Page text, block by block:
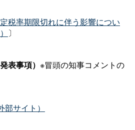
税率期限切れに伴う影響につい
〕
表事項） ※冒頭の知事コメントの
サイト）